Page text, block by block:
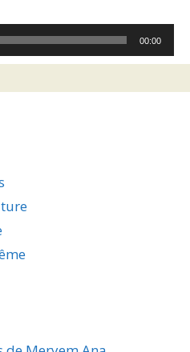
00:00